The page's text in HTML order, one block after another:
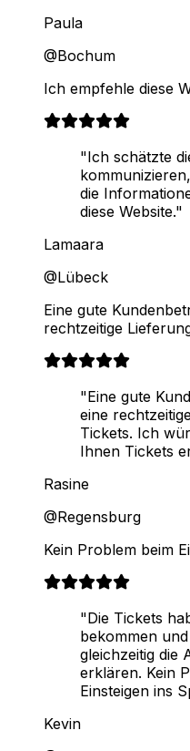
Paula
@Bochum
Ich empfehle diese
"Ich schätzte
die
diese Website."
Lamaara
@Lübeck
Eine gute
rechtzeitige
"Eine gute
eine
Tickets. Ich
Ihnen Tickets
Rasine
@Regensburg
Kein Problem beim
"Die Tickets
bekommen
gleichzeitig die
erklären. Kein
Einsteigen ins
Kevin